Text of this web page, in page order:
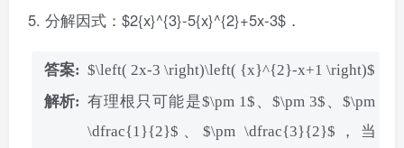
分解因式：$2{x}^{3}-5{x}^{2}+5x-3$．
$\left( 2x-3 \right)\left( {x}^{2}-x+1 \right)$
有理根只可能是$\pm 1$、$\pm 3$、$\pm
\dfrac{1}{2}$、$\pm \dfrac{3}{2}$，当